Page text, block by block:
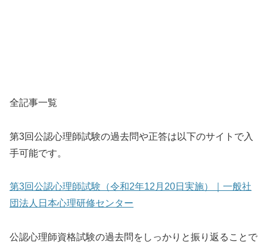
全記事一覧
第3回公認心理師試験の過去問や正答は以下のサイトで入
手可能です。
第3回公認心理師試験（令和2年12月20日実施）｜一般社
団法人日本心理研修センター
公認心理師資格試験の過去問をしっかりと振り返ることで